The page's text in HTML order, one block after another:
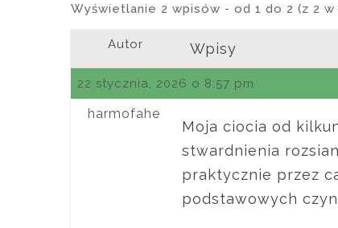
Wyświetlanie 2 wpisów - od 1 do 2 (z 2 w
Autor Wpisy
22 stycznia, 2026 o 8:57 pm
harmofahe
Moja ciocia od
stwardnienia
praktycznie przez
podstawowych